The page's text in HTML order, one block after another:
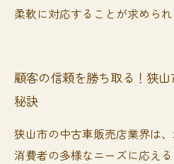
柔軟に対応することが求められ
顧客の信頼を勝ち取る！狭
秘訣
狭山市の中古車販売店業界は、
消費者の多様なニーズに応え